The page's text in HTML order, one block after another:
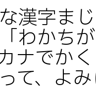
漢字ま
わかち
ナでか
て、よ